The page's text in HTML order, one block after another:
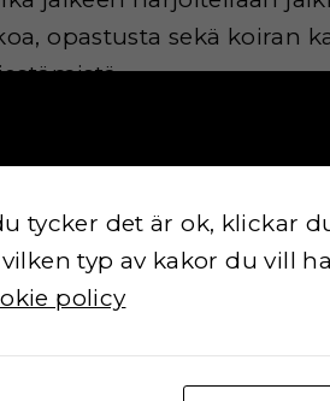
opastusta sekä koiran
jäsenille 20 euroa, ei-
Lumitilanne
järjestämiseen.
ja
tycker det är ok, klickar
typ av kakor du vill
policy